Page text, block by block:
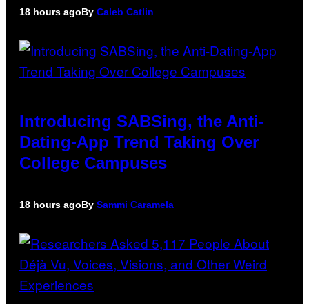
18 hours agoBy Caleb Catlin
Introducing SABSing, the Anti-
Dating-App Trend Taking Over
College Campuses
18 hours agoBy Sammi Caramela